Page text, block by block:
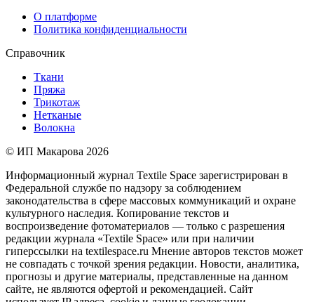
О платформе
Политика конфиденциальности
Справочник
Ткани
Пряжа
Трикотаж
Нетканые
Волокна
© ИП Макарова 2026
Информационный журнал Textile Space зарегистрирован в
Федеральной службе по надзору за соблюдением
законодательства в сфере массовых коммуникаций и охране
культурного наследия. Копирование текстов и
воспроизведение фотоматериалов — только с разрешения
редакции журнала «Textile Space» или при наличии
гиперссылки на textilespace.ru Мнение авторов текстов может
не совпадать с точкой зрения редакции. Новости, аналитика,
прогнозы и другие материалы, представленные на данном
сайте, не являются офертой и рекомендацией. Сайт